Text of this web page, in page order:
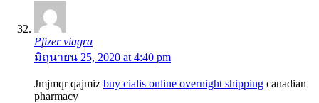
Pfizer viagra
มิถุนายน 25, 2020 at 4:40 pm
Jmjmqr qajmiz buy cialis online overnight shipping canadian
pharmacy